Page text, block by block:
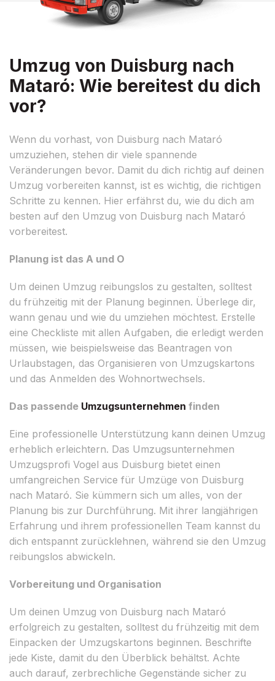
Umzug von Duisburg nach
Mataró: Wie bereitest du dich
vor?
Wenn du vorhast, von Duisburg nach Mataró
umzuziehen, stehen dir viele spannende
Veränderungen bevor. Damit du dich richtig auf deinen
Umzug vorbereiten kannst, ist es wichtig, die richtigen
Schritte zu kennen. Hier erfährst du, wie du dich am
besten auf den Umzug von Duisburg nach Mataró
vorbereitest.
Planung ist das A und O
Um deinen Umzug reibungslos zu gestalten, solltest
du frühzeitig mit der Planung beginnen. Überlege dir,
wann genau und wie du umziehen möchtest. Erstelle
eine Checkliste mit allen Aufgaben, die erledigt werden
müssen, wie beispielsweise das Beantragen von
Urlaubstagen, das Organisieren von Umzugskartons
und das Anmelden des Wohnortwechsels.
Das passende Umzugsunternehmen finden
Eine professionelle Unterstützung kann deinen Umzug
erheblich erleichtern. Das Umzugsunternehmen
Umzugsprofi Vogel aus Duisburg bietet einen
umfangreichen Service für Umzüge von Duisburg
nach Mataró. Sie kümmern sich um alles, von der
Planung bis zur Durchführung. Mit ihrer langjährigen
Erfahrung und ihrem professionellen Team kannst du
dich entspannt zurücklehnen, während sie den Umzug
reibungslos abwickeln.
Vorbereitung und Organisation
Um deinen Umzug von Duisburg nach Mataró
erfolgreich zu gestalten, solltest du frühzeitig mit dem
Einpacken der Umzugskartons beginnen. Beschrifte
jede Kiste, damit du den Überblick behältst. Achte
auch darauf, zerbrechliche Gegenstände sicher zu